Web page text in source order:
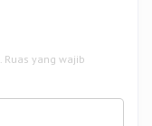
Ruas yang wajib